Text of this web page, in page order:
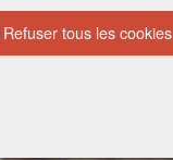
Refuser tous les cookies